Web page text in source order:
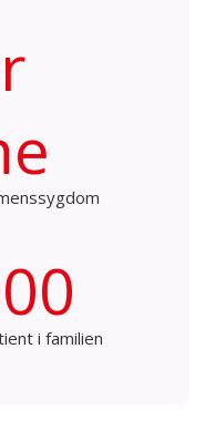
i familien